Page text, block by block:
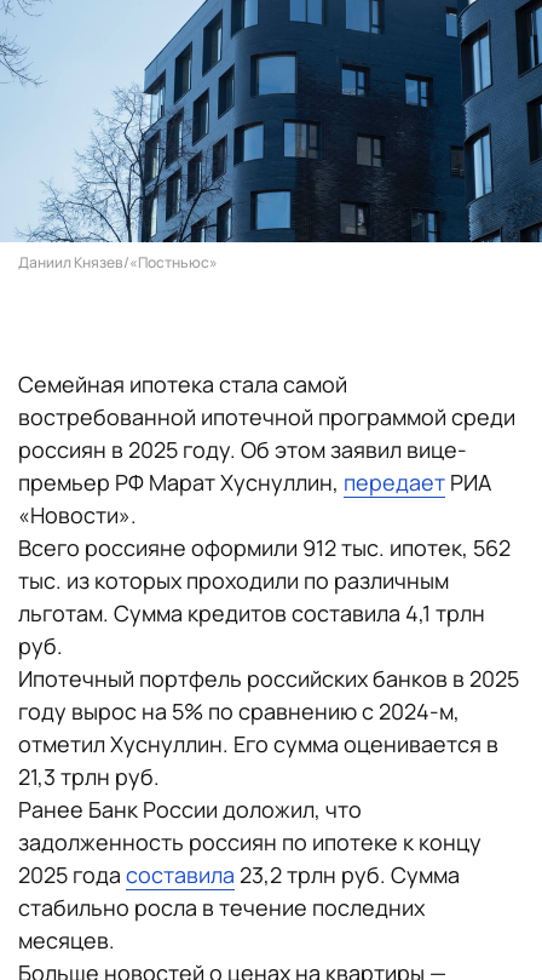
Даниил Князев/«Постньюс»
Семейная ипотека стала самой
востребованной ипотечной программой среди
россиян в 2025 году. Об этом заявил вице-
премьер РФ Марат Хуснуллин, передает РИА
«Новости».
Всего россияне оформили 912 тыс. ипотек, 562
тыс. из которых проходили по различным
льготам. Сумма кредитов составила 4,1 трлн
руб.
Ипотечный портфель российских банков в 2025
году вырос на 5% по сравнению с 2024-м,
отметил Хуснуллин. Его сумма оценивается в
21,3 трлн руб.
Ранее Банк России доложил, что
задолженность россиян по ипотеке к концу
2025 года составила 23,2 трлн руб. Сумма
стабильно росла в течение последних
месяцев.
Больше новостей о ценах на квартиры —